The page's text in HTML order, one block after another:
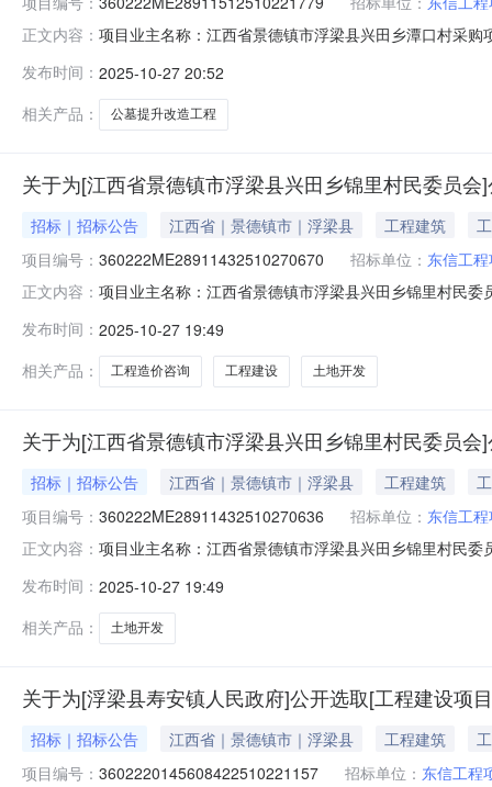
正文内容： 项目业主名称：江西省景德镇市浮梁县兴田乡潭口村采
询，招标代理洽谈时间：3（个工作日）签订合同时间：
发布时间： 2025-10-27 20:52
相关产品：
公墓提升改造工程
关于为[江西省景德镇市浮梁县兴田乡锦里村民委员
招标｜招标公告 江西省｜景德镇市｜浮梁县 工程建筑
项目编号： 360222ME28911432510270670 招标单位： 东信工
正文内容： 项目业主名称：江西省景德镇市浮梁县兴田乡锦里村民
湖土地开发项目服务内容：工程造价咨询，工程招标代
发布时间： 2025-10-27 19:49
相关产品：
工程造价咨询 工程建设 土地开发
关于为[江西省景德镇市浮梁县兴田乡锦里村民委员
招标｜招标公告 江西省｜景德镇市｜浮梁县 工程建筑
项目编号： 360222ME28911432510270636 招标单位： 东信工
正文内容： 项目业主名称：江西省景德镇市浮梁县兴田乡锦里村民
{2011}534号）的标准计取服务内容：工程造价咨询，招
发布时间： 2025-10-27 19:49
相关产品：
土地开发
关于为[浮梁县寿安镇人民政府]公开选取[工程建设项
招标｜招标公告 江西省｜景德镇市｜浮梁县 工程建筑
项目编号： 3602220145608422510221157 招标单位： 东信工程